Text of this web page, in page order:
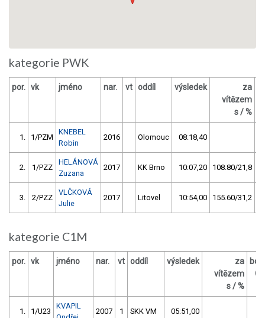
kategorie PWK
por. vk jméno nar. vt oddíl výsledek
za
vítězem
s / %
1. 1/PZM
KNEBEL
Robin
2016 Olomouc 08:18,40
2. 1/PZZ
HELÁNOVÁ
Zuzana
2017 KK Brno 10:07,20 108.80/21,8
3. 2/PZZ
VLČKOVÁ
Julie
2017 Litovel 10:54,00 155.60/31,2
kategorie C1M
por. vk jméno nar. vt oddíl výsledek
za
vítězem
s / %
1. 1/U23
KVAPIL
2007 1 SKK VM 05:51,00